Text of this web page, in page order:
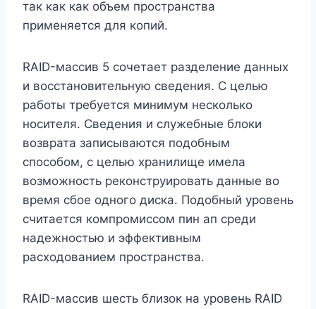
так как как объем пространства
применяется для копий.
RAID-массив 5 сочетает разделение данных
и восстановительную сведения. С целью
работы требуется минимум несколько
носителя. Сведения и служебные блоки
возврата записываются подобным
способом, с целью хранилище имела
возможность реконструировать данные во
время сбое одного диска. Подобный уровень
считается компромиссом пин ап среди
надежностью и эффективным
расходованием пространства.
RAID-массив шесть близок на уровень RAID